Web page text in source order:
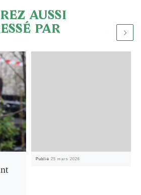
AUSSI
PAR
Publié 25 mars 2026